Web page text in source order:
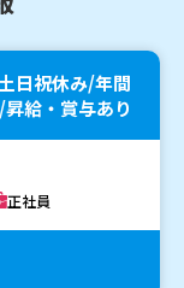
日祝休み/年間
給・賞与あり
正社員